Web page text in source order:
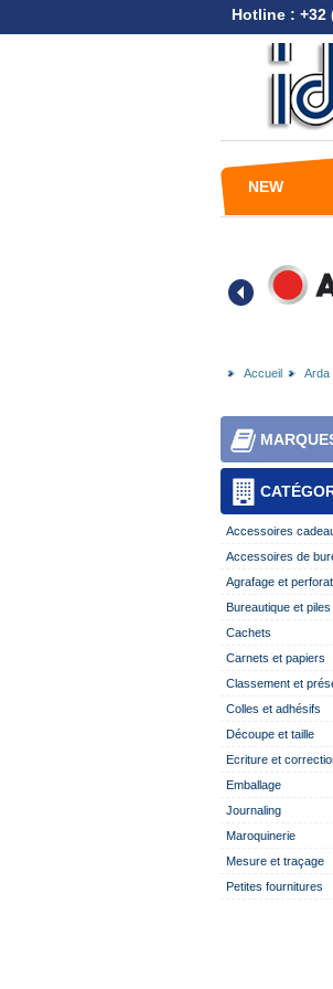
Hotline : +32
NEW
Accueil Arda
Accessoires
Accessoires de
Agrafage et
Bureautique et piles
Cachets
Carnets et papiers
Classement et
Colles et adhésifs
Découpe et taille
Ecriture et
Emballage
Journaling
Maroquinerie
Mesure et traçage
Petites fournitures